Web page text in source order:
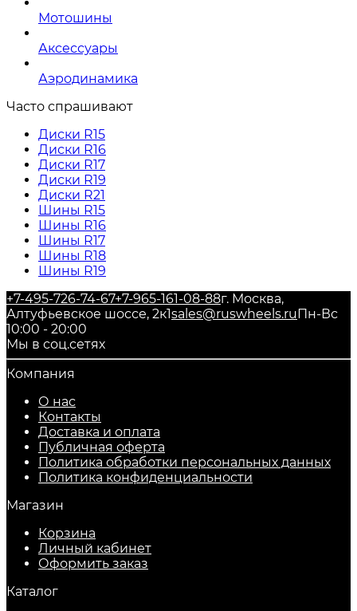
Мотошины
Аксессуары
Аэродинамика
Часто спрашивают
Диски R15
Диски R16
Диски R17
Диски R19
Диски R21
Шины R15
Шины R16
Шины R17
Шины R18
Шины R19
+7-495-726-74-67+7-965-161-08-88г. Москва,
Алтуфьевское шоссе, 2к1sales@ruswheels.ru Пн-Вс
10:00 - 20:00
Мы в соц.сетях
Компания
О нас
Контакты
Доставка и оплата
Публичная оферта
Политика обработки персональных данных
​Политика конфиденциальности
Магазин
Корзина
Личный кабинет
Оформить заказ
Каталог